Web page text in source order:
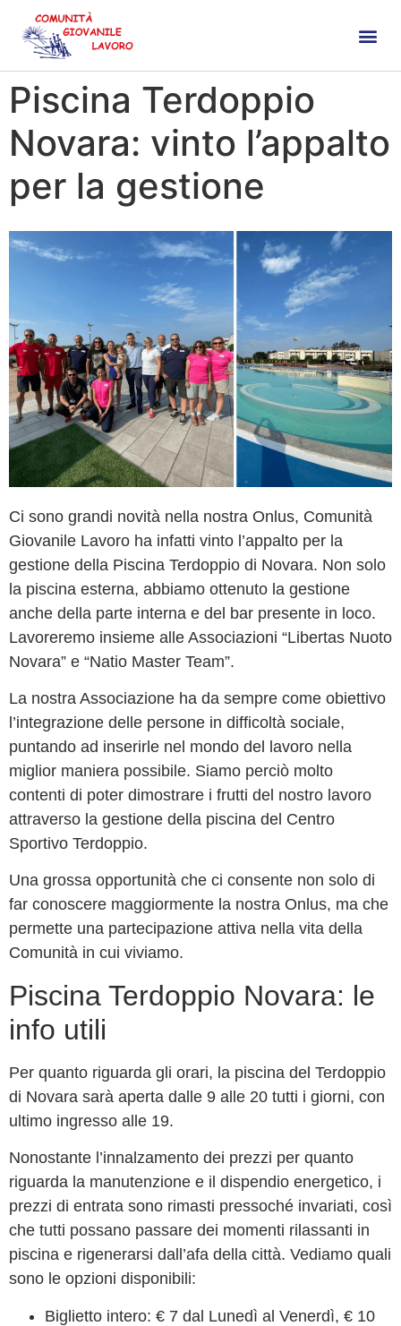
Piscina Terdoppio
Novara: vinto l’appalto
per la gestione
Ci sono grandi novità nella nostra Onlus, Comunità
Giovanile Lavoro ha infatti vinto l’appalto per la
gestione della Piscina Terdoppio di Novara. Non solo
la piscina esterna, abbiamo ottenuto la gestione
anche della parte interna e del bar presente in loco.
Lavoreremo insieme alle Associazioni “Libertas Nuoto
Novara” e “Natio Master Team”.
La nostra Associazione ha da sempre come obiettivo
l’integrazione delle persone in difficoltà sociale,
puntando ad inserirle nel mondo del lavoro nella
miglior maniera possibile. Siamo perciò molto
contenti di poter dimostrare i frutti del nostro lavoro
attraverso la gestione della piscina del Centro
Sportivo Terdoppio.
Una grossa opportunità che ci consente non solo di
far conoscere maggiormente la nostra Onlus, ma che
permette una partecipazione attiva nella vita della
Comunità in cui viviamo.
Piscina Terdoppio Novara: le
info utili
Per quanto riguarda gli orari, la piscina del Terdoppio
di Novara sarà aperta dalle 9 alle 20 tutti i giorni, con
ultimo ingresso alle 19.
Nonostante l’innalzamento dei prezzi per quanto
riguarda la manutenzione e il dispendio energetico, i
prezzi di entrata sono rimasti pressoché invariati, così
che tutti possano passare dei momenti rilassanti in
piscina e rigenerarsi dall’afa della città. Vediamo quali
sono le opzioni disponibili:
Biglietto intero: € 7 dal Lunedì al Venerdì, € 10